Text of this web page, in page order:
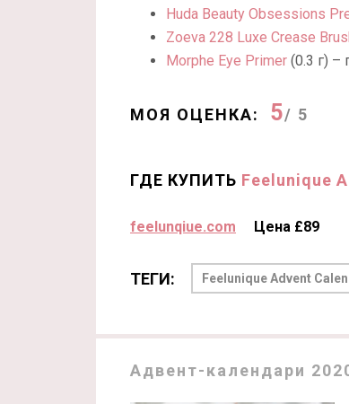
Huda Beauty Obsessions
Zoeva 228 Luxe Crease
Morphe Eye Primer (0.3 г) –
МОЯ ОЦЕНКА: 5/ 5
ГДЕ КУПИТЬ Feelunique
feelunqiue.com Цена £89
ТЕГИ: Feelunique Advent
Адвент-календари